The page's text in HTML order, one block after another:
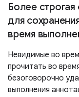
Более строгая
для
время
Невидимые во
прочитать во
безоговорочно
выполнения